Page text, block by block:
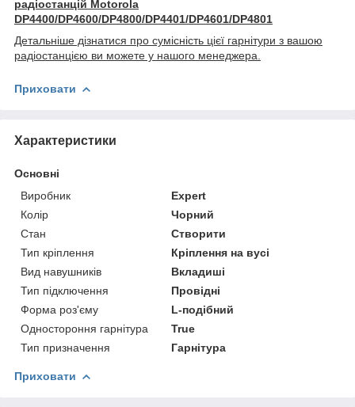
радіостанцій Motorola
DP4400/DP4600/DP4800/DP4401/DP4601/DP4801
Детальніше дізнатися про сумісність цієї гарнітури з вашою
радіостанцією ви можете у нашого менеджера.
Приховати
Характеристики
Основні
Виробник
Expert
Колір
Чорний
Стан
Створити
Тип кріплення
Кріплення на вусі
Вид навушників
Вкладиші
Тип підключення
Провідні
Форма роз'єму
L-подібний
Одностороння гарнітура
True
Тип призначення
Гарнітура
Приховати